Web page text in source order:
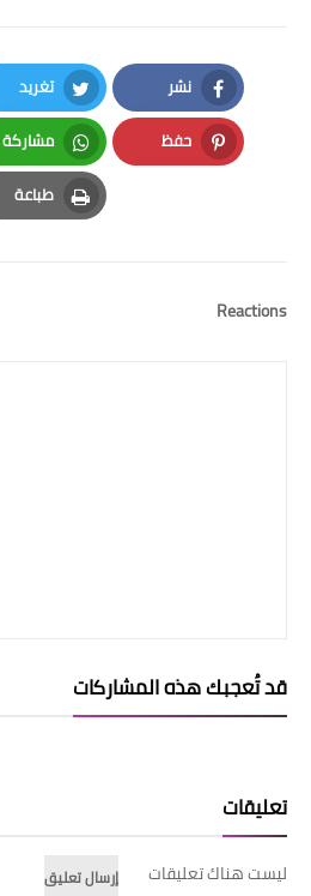
نشر
Facebook
تغريد
Twitter
حفظ
Pinterest
مشاركة
Whatsapp
طباعة
Print
Reactions
قد تُعجبك هذه المشاركات
تعليقات
ليست هناك تعليقات إرسال تعليق